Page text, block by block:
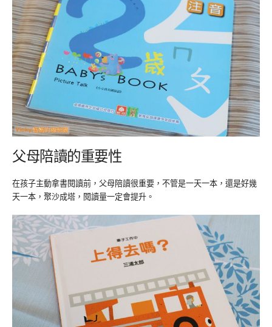
父母陪讀的重要性
在孩子主動拿書閱讀前，父母陪讀很重要，不管是一天一本，還是好幾
天一本，聚沙成塔，閱讀量一定會提升。